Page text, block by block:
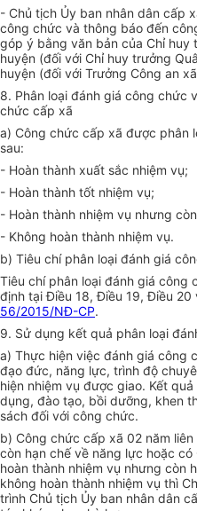
- Chủ tịch Ủy ban nhân dân cấp
công chức và thông báo đến
góp ý bằng văn bản của Chỉ huy
huyện (đối với Chỉ huy trưởng
huyện (đối với Trưởng Công an xã
8. Phân loại đánh giá công chức
chức cấp xã
a) Công chức cấp xã được phân
sau:
- Hoàn thành xuất sắc nhiệm vụ;
- Hoàn thành tốt nhiệm vụ;
- Hoàn thành nhiệm vụ nhưng
- Không hoàn thành nhiệm vụ.
b) Tiêu chí phân loại đánh giá
Tiêu chí phân loại đánh giá
định tại Điều 18, Điều 19, Điều 20
56/2015/NĐ-CP.
9. Sử dụng kết quả phân loại
a) Thực hiện việc đánh giá công
đạo đức, năng lực, trình độ
hiện nhiệm vụ được giao. Kết
dụng, đào tạo, bồi dưỡng, khen
sách đối với công chức.
b) Công chức cấp xã 02 năm
còn hạn chế về năng lực hoặc
hoàn thành nhiệm vụ nhưng còn
không hoàn thành nhiệm vụ thì
trình Chủ tịch Ủy ban nhân dân